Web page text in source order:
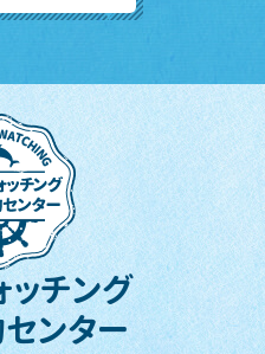
ッチング
ンター